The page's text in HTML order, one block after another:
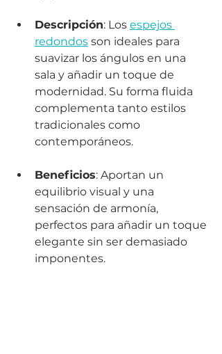
Descripción: Los espejos
redondos son ideales para
suavizar los ángulos en una
sala y añadir un toque de
modernidad. Su forma fluida
complementa tanto estilos
tradicionales como
contemporáneos.
Beneficios: Aportan un
equilibrio visual y una
sensación de armonía,
perfectos para añadir un toque
elegante sin ser demasiado
imponentes.